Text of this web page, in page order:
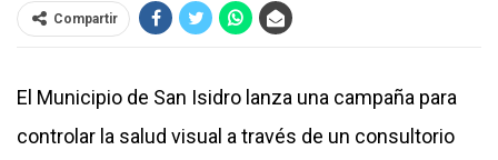
Compartir
El Municipio de San Isidro lanza una campaña para
controlar la salud visual a través de un consultorio